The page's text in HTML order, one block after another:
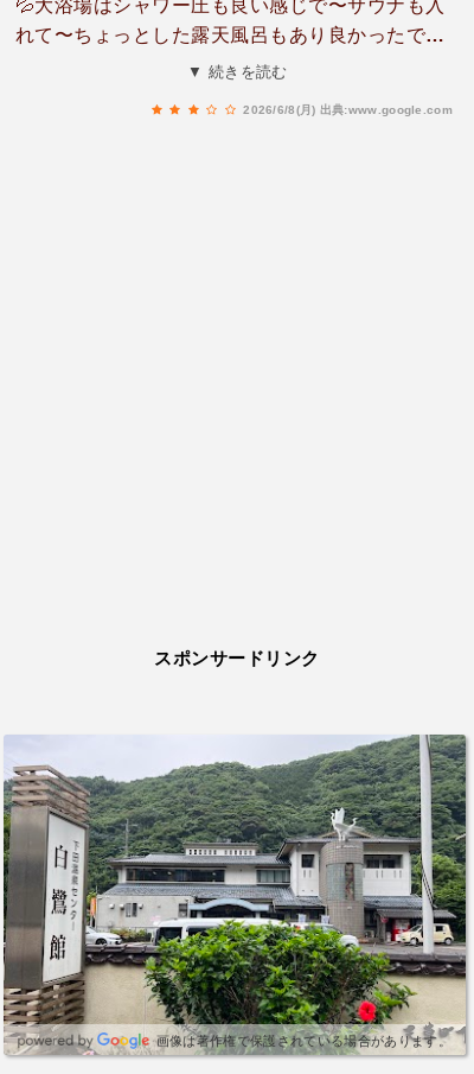
💦大浴場はシャワー圧も良い感じで〜サウナも入
れて〜ちょっとした露天風呂もあり良かったです
👍地元の方々が多い感じはしますが、ゆったりと
▼ 続きを読む
2026/6/8(月) 出典:www.google.com
スポンサードリンク
画像は著作権で保護されている場合があります。